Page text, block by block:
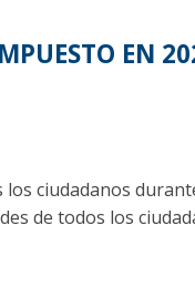
EN
ciudadanos
de todos los